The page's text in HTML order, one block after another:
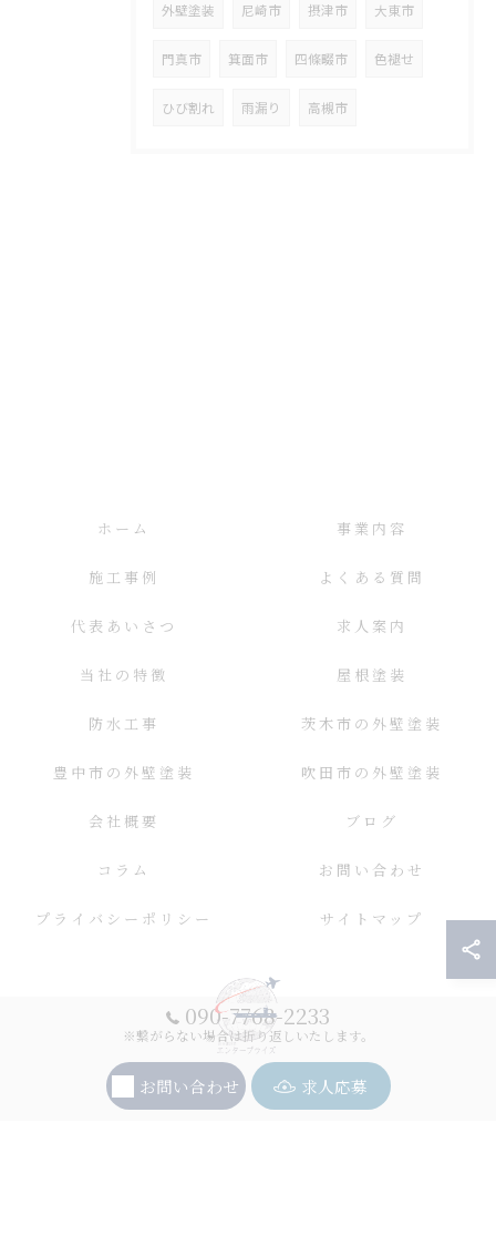
外壁塗装 尼崎市 摂津市 大東市
門真市 箕面市 四條畷市 色褪せ
ひび割れ 雨漏り 高槻市
090-7768-2233
※繋がらない場合は折り返しいたします。
お問い合わせ 求人応募
ホーム 事業内容
施工事例 よくある質問
代表あいさつ 求人案内
当社の特徴 屋根塗装
防水工事 茨木市の外壁塗装
豊中市の外壁塗装 吹田市の外壁塗装
会社概要 ブログ
コラム お問い合わせ
プライバシーポリシー サイトマップ
© 2026 大阪の外壁塗装ならエンタープライズ ALL RIGHTS RESERVED.